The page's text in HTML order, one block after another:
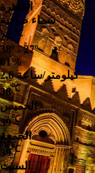
القاهرة
سماء صافية
27 ℃
38º - 27º
61%
2.6 كيلومتر/ساعة
38℃
الخميس
39℃
الجمعة
39℃
السبت